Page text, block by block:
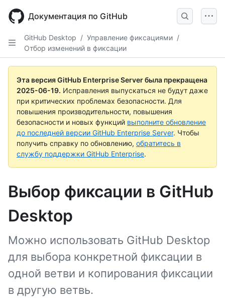
main
Документация по GitHub
GitHub Desktop / Управление фиксациями /
Отбор изменений в фиксации
Эта версия GitHub Enterprise Server была прекращена
2025-06-19. Исправления выпускаться не будут даже
при критических проблемах безопасности. Для
повышения производительности, повышения
безопасности и новых функций выполните обновление
до последней версии GitHub Enterprise Server. Чтобы
получить справку по обновлению, обратитесь в
службу поддержки GitHub Enterprise.
Выбор фиксации в GitHub
Desktop
Можно использовать GitHub Desktop
для выбора конкретной фиксации в
одной ветви и копирования фиксации
в другую ветвь.